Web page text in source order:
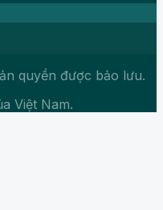
quyền được bảo lưu.
Việt Nam.